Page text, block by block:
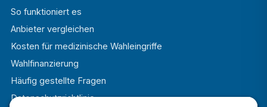
So funktioniert es
Anbieter vergleichen
Kosten für medizinische Wahleingriffe
Wahlfinanzierung
Häufig gestellte Fragen
Datenschutzrichtlinie